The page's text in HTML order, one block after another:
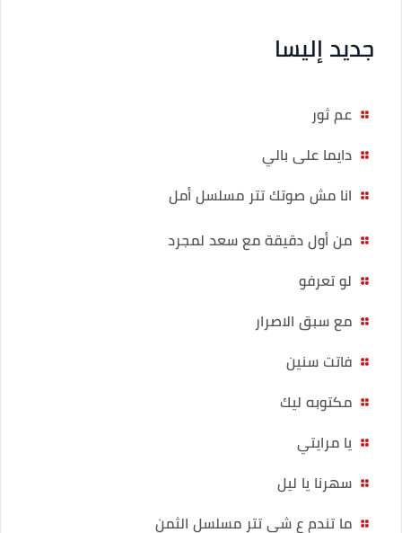
جديد إليسا
عم ثور
دايما على بالي
انا مش صوتك تتر مسلسل أمل
من أول دقيقة مع سعد لمجرد
لو تعرفو
مع سبق الاصرار
فاتت سنين
مكتوبه ليك
يا مرايتي
سهرنا يا ليل
ما تندم ع شي تتر مسلسل الثمن